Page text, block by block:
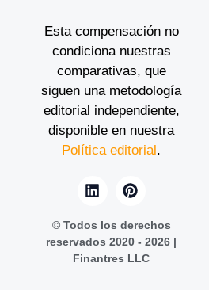
Esta compensación no
condiciona nuestras
comparativas, que
siguen una metodología
editorial independiente,
disponible en nuestra
Política editorial.
© Todos los derechos
reservados 2020 - 2026 |
Finantres LLC